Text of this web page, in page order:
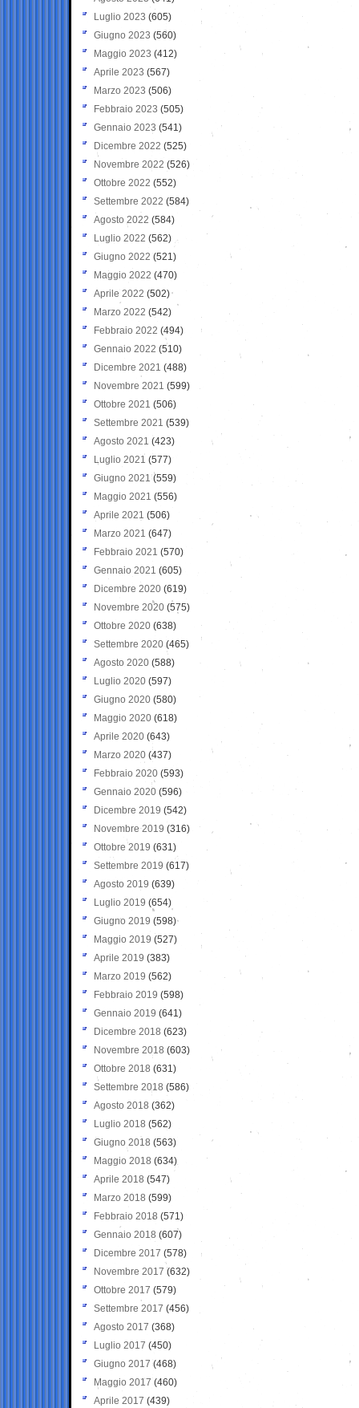
Luglio 2023 (605)
Giugno 2023 (560)
Maggio 2023 (412)
Aprile 2023 (567)
Marzo 2023 (506)
Febbraio 2023 (505)
Gennaio 2023 (541)
Dicembre 2022 (525)
Novembre 2022 (526)
Ottobre 2022 (552)
Settembre 2022 (584)
Agosto 2022 (584)
Luglio 2022 (562)
Giugno 2022 (521)
Maggio 2022 (470)
Aprile 2022 (502)
Marzo 2022 (542)
Febbraio 2022 (494)
Gennaio 2022 (510)
Dicembre 2021 (488)
Novembre 2021 (599)
Ottobre 2021 (506)
Settembre 2021 (539)
Agosto 2021 (423)
Luglio 2021 (577)
Giugno 2021(559)
Maggio 2021 (556)
Aprile 2021 (506)
Marzo 2021 (647)
Febbraio 2021 (570)
Gennaio 2021 (605)
Dicembre 2020 (619)
Novembre 2020 (575)
Ottobre 2020 (638)
Settembre 2020(465)
Agosto 2020 (588)
Luglio 2020 (597)
Giugno 2020 (580)
Maggio 2020 (618)
Aprile 2020 (643)
Marzo 2020 (437)
Febbraio 2020 (593)
Gennaio 2020 (596)
Dicembre 2019 (542)
Novembre 2019 (316)
Ottobre 2019 (631)
Settembre 2019 (617)
Agosto 2019 (639)
Luglio 2019 (654)
Giugno 2019 (598)
Maggio 2019 (527)
Aprile 2019 (383)
Marzo 2019 (562)
Febbraio 2019 (598)
Gennaio 2019 (641)
Dicembre 2018 (623)
Novembre 2018 (603)
Ottobre 2018 (631)
Settembre 2018 (586)
Agosto 2018 (362)
Luglio 2018 (562)
Giugno 2018 (563)
Maggio 2018 (634)
Aprile 2018 (547)
Marzo 2018 (599)
Febbraio 2018 (571)
Gennaio 2018 (607)
Dicembre 2017 (578)
Novembre 2017 (632)
Ottobre 2017 (579)
Settembre 2017 (456)
Agosto 2017 (368)
Luglio 2017 (450)
Giugno 2017 (468)
Maggio 2017 (460)
Aprile 2017 (439)